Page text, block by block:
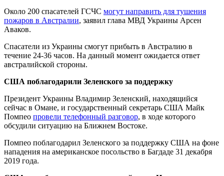
Около 200 спасателей ГСЧС могут направить для тушения
пожаров в Австралии, заявил глава МВД Украины Арсен
Аваков.
Спасатели из Украины смогут прибыть в Австралию в
течение 24-36 часов. На данный момент ожидается ответ
австралийской стороны.
США поблагодарили Зеленского за поддержку
Президент Украины Владимир Зеленский, находящийся
сейчас в Омане, и государственный секретарь США Майк
Помпео провели телефонный разговор, в ходе которого
обсудили ситуацию на Ближнем Востоке.
Помпео поблагодарил Зеленского за поддержку США на фоне
нападения на американское посольство в Багдаде 31 декабря
2019 года.